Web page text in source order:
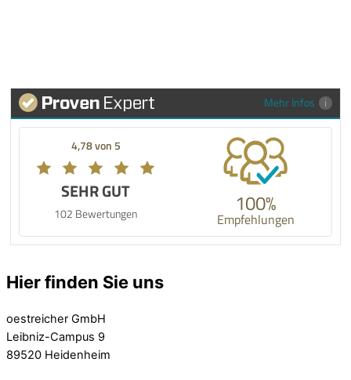
Mehr Infos
4,78 von 5
SEHR GUT
102 Bewertungen 100%
Empfehlungen
Hier finden Sie uns
oestreicher GmbH
Leibniz-Campus 9
89520 Heidenheim